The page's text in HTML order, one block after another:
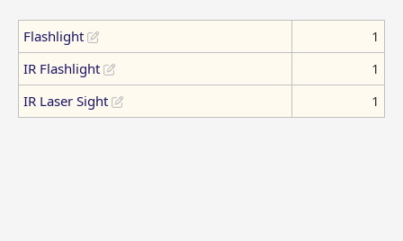
Flashlight
1
IR Flashlight
1
IR Laser Sight
1